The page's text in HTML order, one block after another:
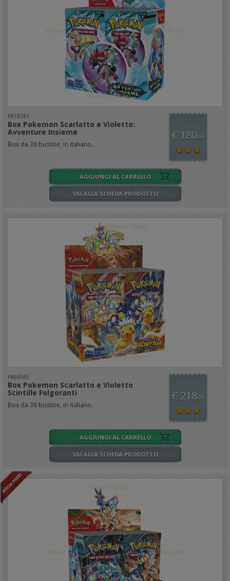
PK10761
Box Pokemon Scarlatto e Violetto:
Avventure Insieme
Box da 36 bustine, in italiano..
€ 180,00
AGGIUNGI AL CARRELLO
VAI ALLA SCHEDA PRODOTTO
PK60565
Box Pokemon Scarlatto e Violetto
Scintille Folgoranti
Box da 36 bustine, in italiano..
€ 218,00
AGGIUNGI AL CARRELLO
VAI ALLA SCHEDA PRODOTTO